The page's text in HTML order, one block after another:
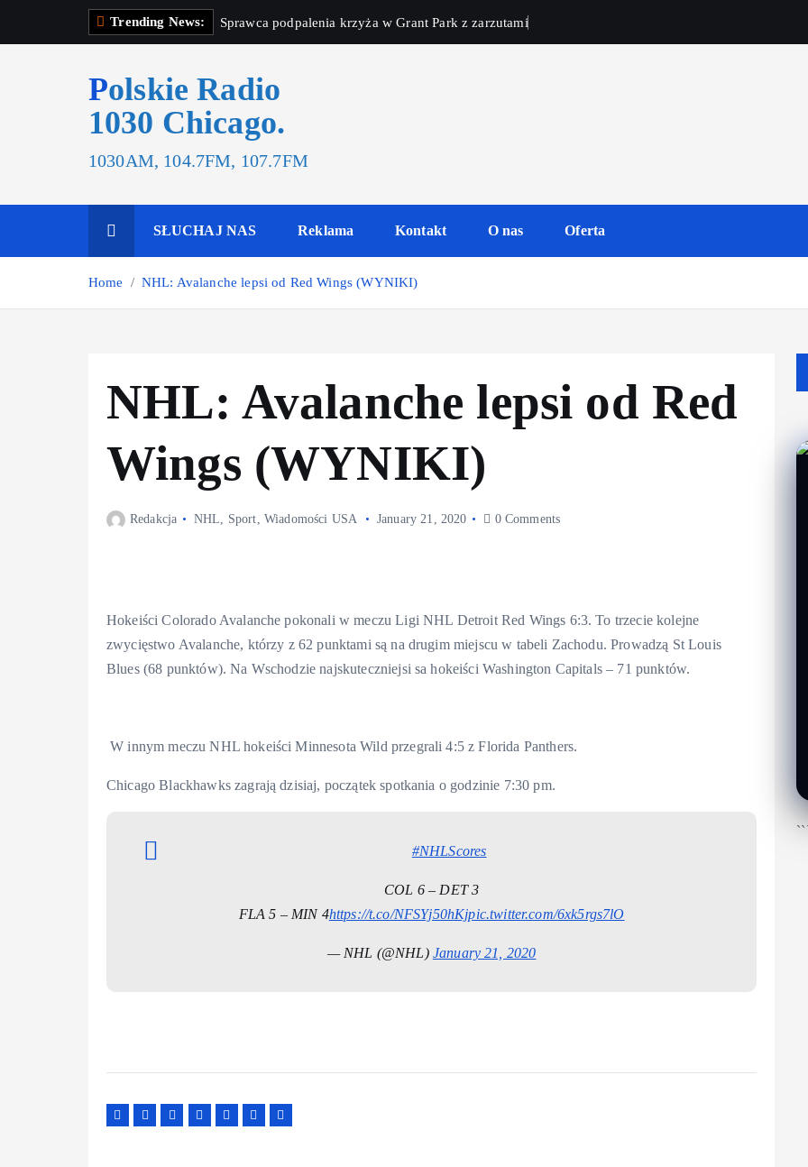
Trending News: Sprawca podpalenia krzyża w Grant Park z zarzutami
Polskie Radio
1030 Chicago.
1030AM, 104.7FM, 107.7FM
SŁUCHAJ NAS Reklama Kontakt O nas Oferta
Home NHL: Avalanche lepsi od Red Wings (WYNIKI)
NHL: Avalanche lepsi od Red
Wings (WYNIKI)
Redakcja NHL, Sport, Wiadomości USA January 21, 2020 0 Comments
Hokeiści Colorado Avalanche pokonali w meczu Ligi NHL Detroit Red Wings 6:3. To trzecie kolejne
zwycięstwo Avalanche, którzy z 62 punktami są na drugim miejscu w tabeli Zachodu. Prowadzą St Louis
Blues (68 punktów). Na Wschodzie najskuteczniejsi sa hokeiści Washington Capitals – 71 punktów.
W innym meczu NHL hokeiści Minnesota Wild przegrali 4:5 z Florida Panthers.
Chicago Blackhawks zagrają dzisiaj, początek spotkania o godzinie 7:30 pm.
#NHLScores
COL 6 – DET 3
FLA 5 – MIN 4https://t.co/NFSYj50hKjpic.twitter.com/6xk5rgs7lO
— NHL (@NHL) January 21, 2020